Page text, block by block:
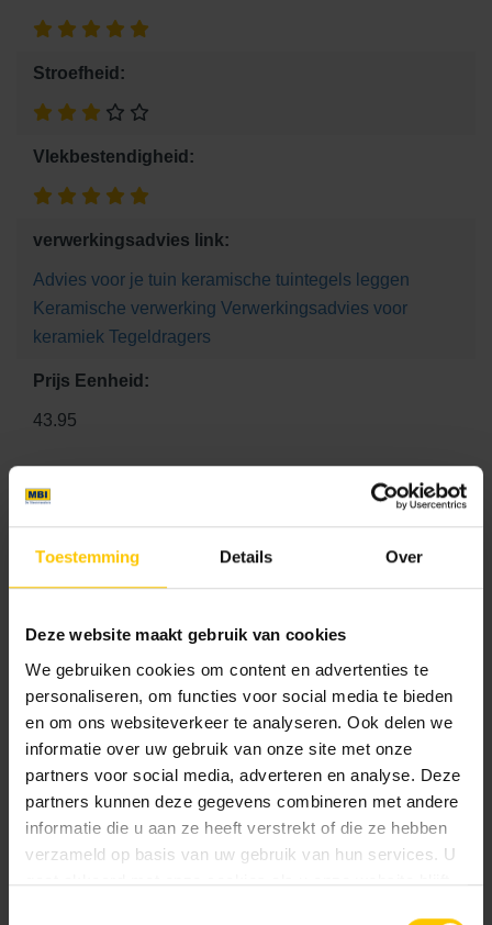
Toestemming Details Over
Deze website maakt gebruik van cookies
We gebruiken cookies om content en advertenties te
personaliseren, om functies voor social media te bieden
en om ons websiteverkeer te analyseren. Ook delen we
informatie over uw gebruik van onze site met onze
partners voor social media, adverteren en analyse. Deze
partners kunnen deze gegevens combineren met andere
informatie die u aan ze heeft verstrekt of die ze hebben
verzameld op basis van uw gebruik van hun services. U
gaat akkoord met onze cookies als u onze website blijft
Stroefheid:
Vlekbestendigheid:
verwerkingsadvies link:
Advies voor je tuin keramische tuintegels leggen
Keramische verwerking Verwerkingsadvies voor
keramiek Tegeldragers
Prijs Eenheid:
43.95
Maat
60 x 60 x 2 90 x 60 x 2
Kleur
Standaard kleuren